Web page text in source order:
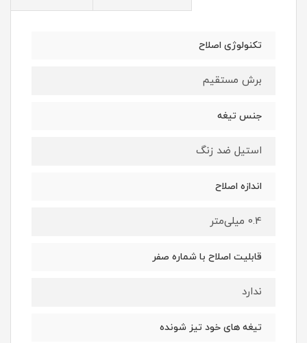
تکنولوژی اصلاح
برش مستقیم
جنس تیغه
استیل ضد زنگ
اندازه اصلاح
0.4 میلی‌متر
قابلیت اصلاح با شماره صفر
ندارد
تیغه های خود تیز شونده